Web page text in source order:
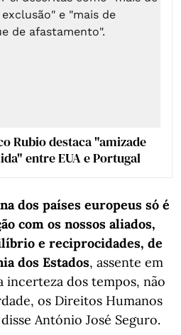
Rubio destaca "amizade
entre EUA e Portugal
dos países europeus só é
com os nossos aliados,
e reciprocidades, de
dos Estados, assente em
incerteza dos tempos, não
os Direitos Humanos
António José Seguro.